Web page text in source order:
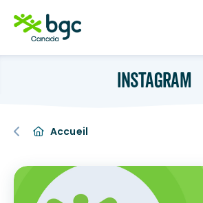
INSTAGRAM
Accueil